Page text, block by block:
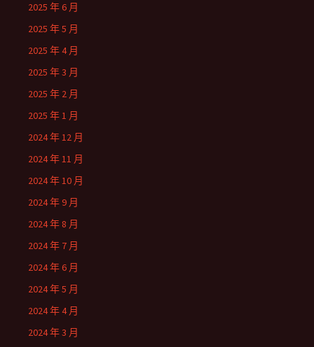
2025 年 6 月
2025 年 5 月
2025 年 4 月
2025 年 3 月
2025 年 2 月
2025 年 1 月
2024 年 12 月
2024 年 11 月
2024 年 10 月
2024 年 9 月
2024 年 8 月
2024 年 7 月
2024 年 6 月
2024 年 5 月
2024 年 4 月
2024 年 3 月